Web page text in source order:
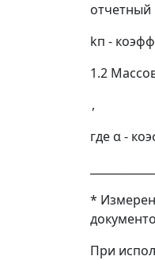
отчетный
kп -
1.2
,
гдеα-
*
При